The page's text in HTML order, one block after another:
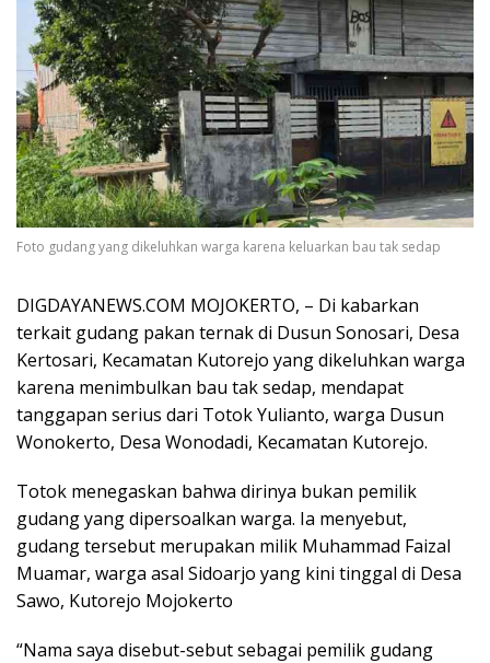
Foto gudang yang dikeluhkan warga karena keluarkan bau tak sedap
DIGDAYANEWS.COM MOJOKERTO, – Di kabarkan
terkait gudang pakan ternak di Dusun Sonosari, Desa
Kertosari, Kecamatan Kutorejo yang dikeluhkan warga
karena menimbulkan bau tak sedap, mendapat
tanggapan serius dari Totok Yulianto, warga Dusun
Wonokerto, Desa Wonodadi, Kecamatan Kutorejo.
Totok menegaskan bahwa dirinya bukan pemilik
gudang yang dipersoalkan warga. Ia menyebut,
gudang tersebut merupakan milik Muhammad Faizal
Muamar, warga asal Sidoarjo yang kini tinggal di Desa
Sawo, Kutorejo Mojokerto
“Nama saya disebut-sebut sebagai pemilik gudang